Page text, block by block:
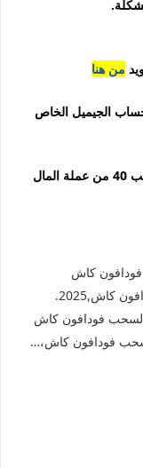
من هنا
الجيميل الخاص
) لكسب 40 من عملة المال